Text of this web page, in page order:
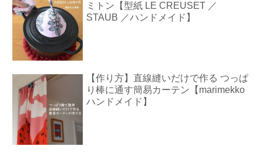
ミトン【型紙 LE CREUSET ／
STAUB ／ハンドメイド】
【作り方】直線縫いだけで作る つっぱ
り棒に通す簡易カーテン【marimekko
ハンドメイド】